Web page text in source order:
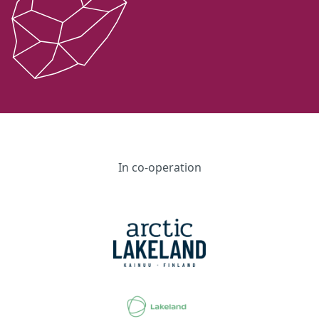
In co-operation